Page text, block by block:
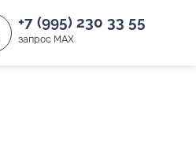
+7 (995) 230 33 55
запрос MAX